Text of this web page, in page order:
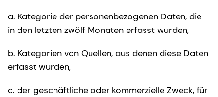
a. Kategorie der personenbezogenen Daten, die
in den letzten zwölf Monaten erfasst wurden,
b. Kategorien von Quellen, aus denen diese Daten
erfasst wurden,
c. der geschäftliche oder kommerzielle Zweck, für